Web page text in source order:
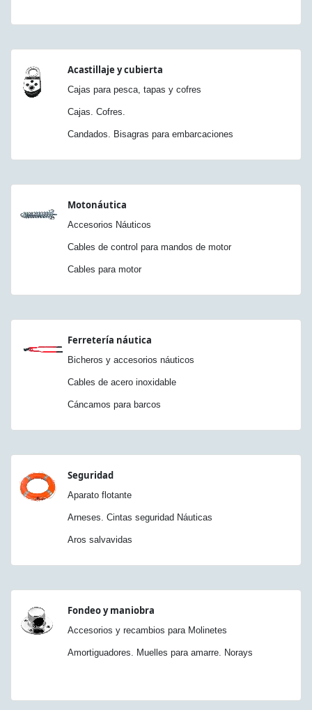
Acastillaje y cubierta
Cajas para pesca, tapas y cofres
Cajas. Cofres.
Candados. Bisagras para embarcaciones
Motonáutica
Accesorios Náuticos
Cables de control para mandos de motor
Cables para motor
Ferretería náutica
Bicheros y accesorios náuticos
Cables de acero inoxidable
Cáncamos para barcos
Seguridad
Aparato flotante
Arneses. Cintas seguridad Náuticas
Aros salvavidas
Fondeo y maniobra
Accesorios y recambios para Molinetes
Amortiguadores. Muelles para amarre. Norays